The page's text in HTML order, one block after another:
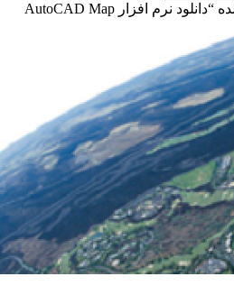
نوشته‌های برچسب شده “دانلود نرم افزار AutoCAD Map